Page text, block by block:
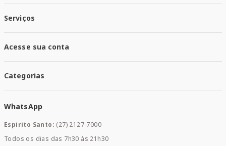
Responsabilidade Social
Nossas Lojas
Política de Entrega
Trocas e Devoluções
Serviços
Santa Mais Exames
Santa Mais Serviços
Santa Mais Convenios
Acesse sua conta
Meus Pedidos
Categorias
Saúde e Bem-estar
Mamães e Bebê
WhatsApp
Espirito Santo: (27) 2127-7000
Todos os dias das 7h30 às 21h30